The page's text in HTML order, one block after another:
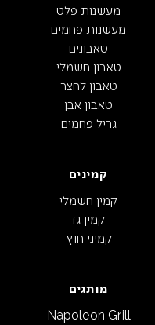
מעשנות פלט
מעשנות פחמים
טאבונים
טאבון חשמלי
טאבון לחצר
טאבון אבן
גריל פחמים
קמינים
קמין חשמלי
קמין גז
קמיני חוץ
מותגים
Napoleon Grill